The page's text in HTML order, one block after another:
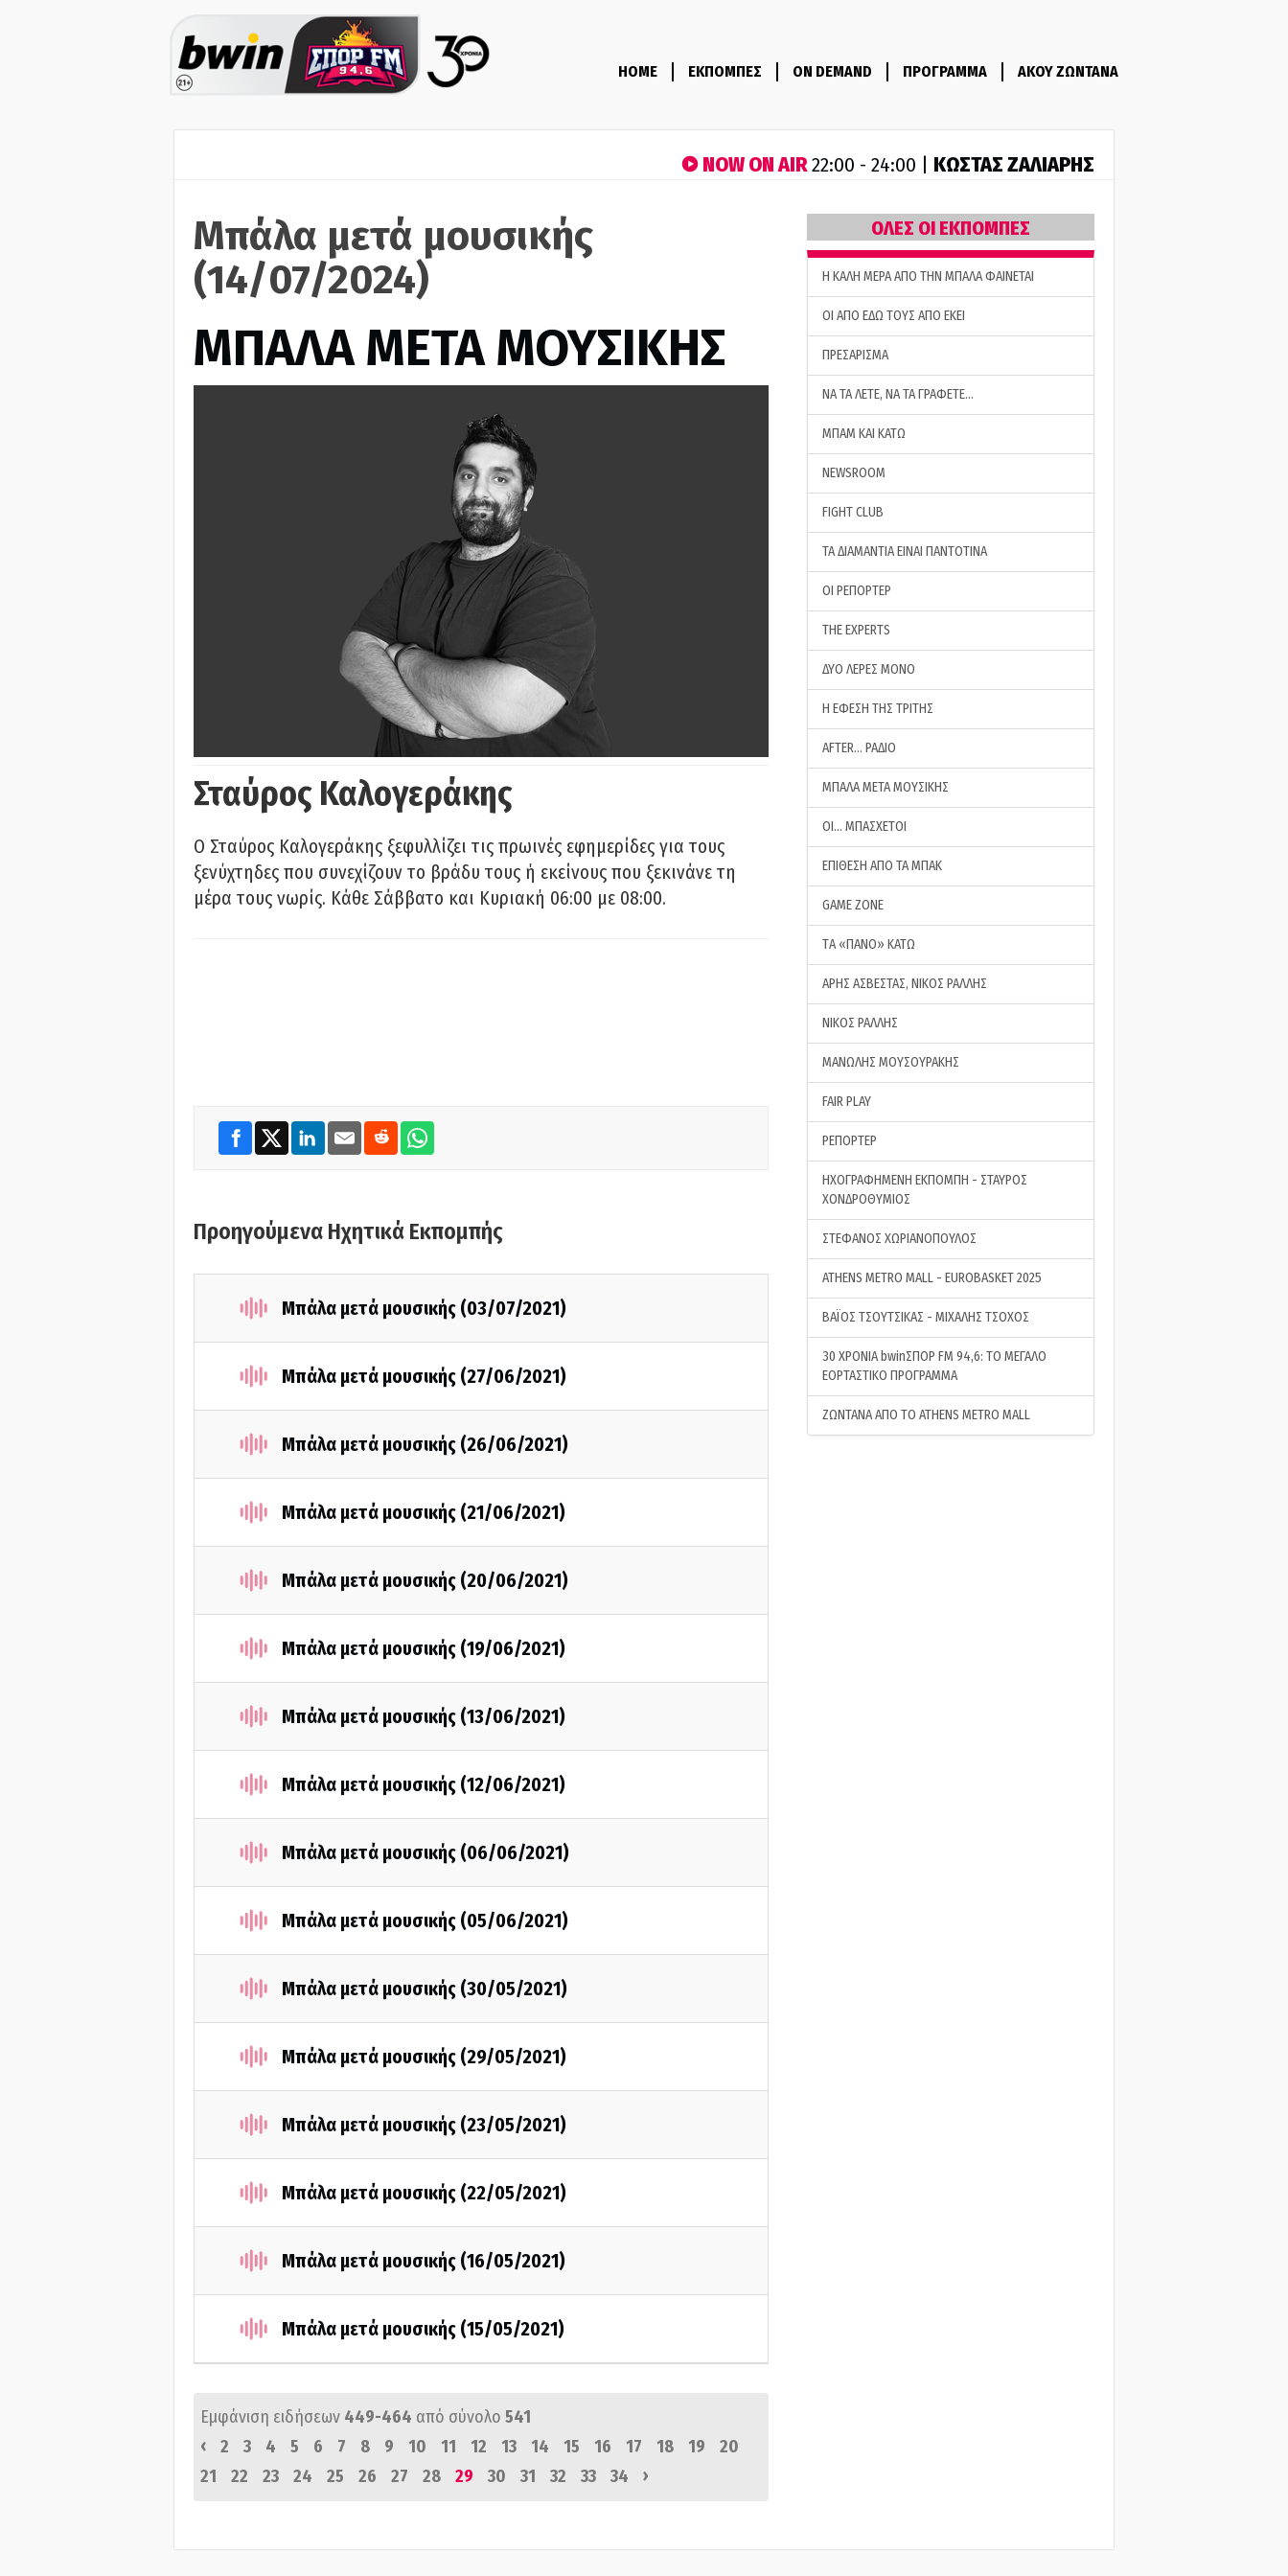
HOME ΕΚΠΟΜΠΕΣ ON DEMAND ΠΡΟΓΡΑΜΜΑ ΑΚΟΥ ΖΩΝΤΑΝΑ
NOW ON AIR22:00 - 24:00 | ΚΩΣΤΑΣ ΖΑΛΙΑΡΗΣ
Μπάλα μετά μουσικής
(14/07/2024)
ΜΠΑΛΑ ΜΕΤΑ ΜΟΥΣΙΚΗΣ
Σταύρος Καλογεράκης
Ο Σταύρος Καλογεράκης ξεφυλλίζει τις πρωινές εφημερίδες για τους
ξενύχτηδες που συνεχίζουν το βράδυ τους ή εκείνους που ξεκινάνε τη
μέρα τους νωρίς. Κάθε Σάββατο και Κυριακή 06:00 με 08:00.
Προηγούμενα Ηχητικά Εκπομπής
Μπάλα μετά μουσικής (03/07/2021)
Μπάλα μετά μουσικής (27/06/2021)
Μπάλα μετά μουσικής (26/06/2021)
Μπάλα μετά μουσικής (21/06/2021)
Μπάλα μετά μουσικής (20/06/2021)
Μπάλα μετά μουσικής (19/06/2021)
Μπάλα μετά μουσικής (13/06/2021)
Μπάλα μετά μουσικής (12/06/2021)
Μπάλα μετά μουσικής (06/06/2021)
Μπάλα μετά μουσικής (05/06/2021)
Μπάλα μετά μουσικής (30/05/2021)
Μπάλα μετά μουσικής (29/05/2021)
Μπάλα μετά μουσικής (23/05/2021)
Μπάλα μετά μουσικής (22/05/2021)
Μπάλα μετά μουσικής (16/05/2021)
Μπάλα μετά μουσικής (15/05/2021)
Εμφάνιση ειδήσεων 449-464 από σύνολο 541
‹
2 3 4 5 6 7 8 9 10 11 12 13 14 15 16 17 18 19
20
21
22 23 24 25 26 27 28 29 30 31 32 33 34 ›
ΟΛΕΣ ΟΙ ΕΚΠΟΜΠΕΣ
H ΚΑΛΗ ΜΕΡΑ ΑΠΟ ΤΗΝ ΜΠΑΛΑ ΦΑΙΝΕΤΑΙ
ΟΙ ΑΠΟ ΕΔΩ ΤΟΥΣ ΑΠΟ ΕΚΕΙ
ΠΡΕΣΑΡΙΣΜΑ
ΝΑ ΤΑ ΛΕΤΕ, ΝΑ ΤΑ ΓΡΑΦΕΤΕ…
ΜΠΑΜ ΚΑΙ ΚΑΤΩ
NEWSROOM
FIGHT CLUB
ΤΑ ΔΙΑΜΑΝΤΙΑ ΕΙΝΑΙ ΠΑΝΤΟΤΙΝΑ
ΟΙ ΡΕΠΟΡΤΕΡ
THE EXPERTS
ΔΥΟ ΛΕΡΕΣ ΜΟΝΟ
Η ΕΦΕΣΗ ΤΗΣ ΤΡΙΤΗΣ
AFTER… ΡΑΔΙΟ
ΜΠΑΛΑ ΜΕΤΑ ΜΟΥΣΙΚΗΣ
ΟΙ… ΜΠΑΣΧΕΤΟΙ
ΕΠΙΘΕΣΗ ΑΠΟ ΤΑ ΜΠΑΚ
GAME ZONE
ΤA «ΠΑΝΟ» ΚΑΤΩ
ΑΡΗΣ ΑΣΒΕΣΤΑΣ, ΝΙΚΟΣ ΡΑΛΛΗΣ
ΝΙΚΟΣ ΡΑΛΛΗΣ
ΜΑΝΩΛΗΣ ΜΟΥΣΟΥΡΑΚΗΣ
FAIR PLAY
ΡΕΠΟΡΤΕΡ
ΗΧΟΓΡΑΦΗΜΕΝΗ ΕΚΠΟΜΠΗ - ΣΤΑΥΡΟΣ
ΧΟΝΔΡΟΘΥΜΙΟΣ
ΣΤΕΦΑΝΟΣ ΧΩΡΙΑΝΟΠΟΥΛΟΣ
ATHENS METRO MALL - EUROBASKET 2025
ΒΑΪΟΣ ΤΣΟΥΤΣΙΚΑΣ - ΜΙΧΑΛΗΣ ΤΣΟΧΟΣ
30 ΧΡΟΝΙΑ bwinΣΠΟΡ FM 94,6: ΤΟ ΜΕΓΑΛΟ
ΕΟΡΤΑΣΤΙΚΟ ΠΡΟΓΡΑΜΜΑ
ΖΩΝΤΑΝΑ ΑΠΟ ΤΟ ATHENS METRO MALL